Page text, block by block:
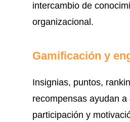
intercambio de
organizacional.
Gamificación y
Insignias, puntos,
recompensas ayudan a
participación y